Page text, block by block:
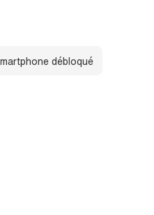
débloqué